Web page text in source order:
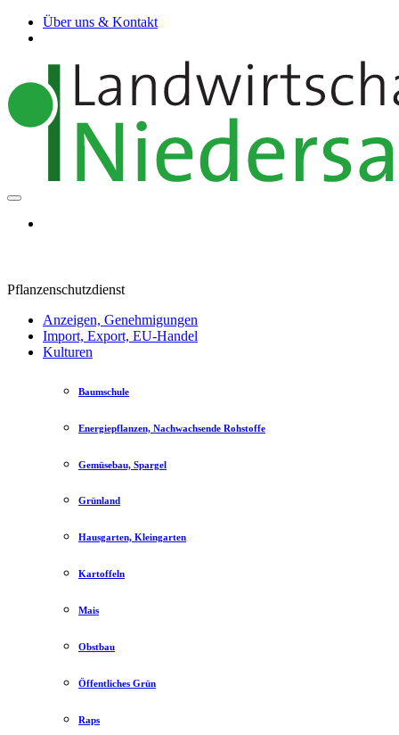
Über uns & Kontakt
Pflanzenschutzdienst
Anzeigen, Genehmigungen
Import, Export, EU-Handel
Kulturen
Baumschule
Energiepflanzen, Nachwachsende Rohstoffe
Gemüsebau, Spargel
Grünland
Hausgarten, Kleingarten
Kartoffeln
Mais
Obstbau
Öffentliches Grün
Raps